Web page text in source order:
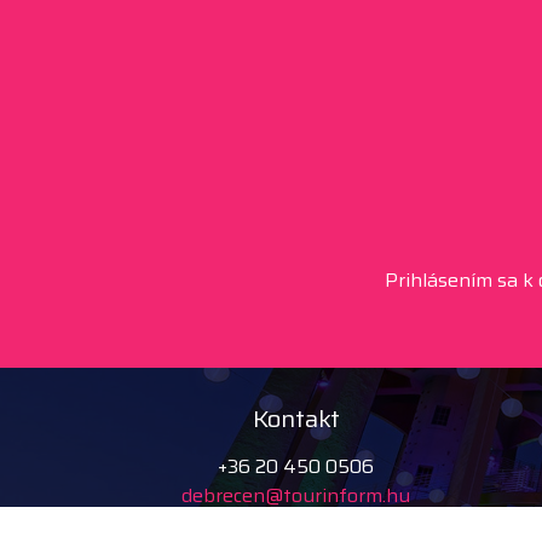
Prihlásením sa k
Kontakt
+36 20 450 0506
debrecen@tourinform.hu